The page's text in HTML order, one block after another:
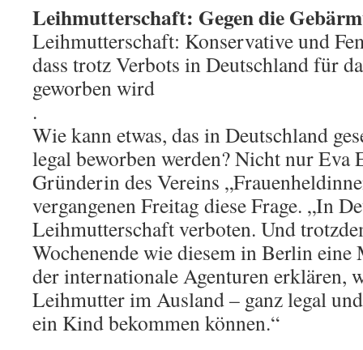
Leihmutterschaft: Gegen die
Leihmutterschaft: Konservative und
dass trotz Verbots in Deutschland für
geworben wird
.
Wie kann etwas, das in Deutschland
legal beworben werden? Nicht nur Eva
Gründerin des Vereins
vergangenen Freitag diese Frage. „In
Leihmutterschaft verboten. Und
Wochenende wie diesem in Berlin eine
der internationale Agenturen erklären,
Leihmutter im Ausland – ganz legal
ein Kind bekommen können.“